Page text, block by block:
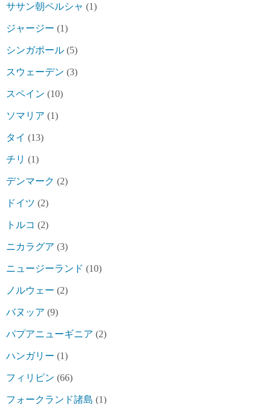
ササン朝ペルシャ (1)
ジャージー (1)
シンガポール (5)
スウェーデン (3)
スペイン (10)
ソマリア (1)
タイ (13)
チリ (1)
デンマーク (2)
ドイツ (2)
トルコ (2)
ニカラグア (3)
ニュージーランド (10)
ノルウェー (2)
バヌッア (9)
パプアニューギニア (2)
ハンガリー (1)
フィリピン (66)
フォークランド諸島 (1)